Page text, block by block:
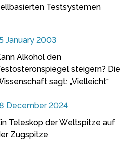
Testsystemen
January 2003
Alkohol den
steigern? Die
sagt: „Vielleicht“
December 2024
Teleskop der Weltspitze auf
Zugspitze